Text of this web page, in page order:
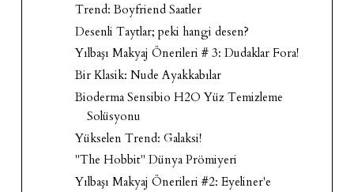
Trend: Boyfriend Saatler
Desenli Taytlar; peki hangi desen?
Yılbaşı Makyaj Önerileri # 3: Dudaklar Fora!
Bir Klasik: Nude Ayakkabılar
Bioderma Sensibio H2O Yüz Temizleme
Solüsyonu
Yükselen Trend: Galaksi!
"The Hobbit" Dünya Prömiyeri
Yılbaşı Makyaj Önerileri #2: Eyeliner'e